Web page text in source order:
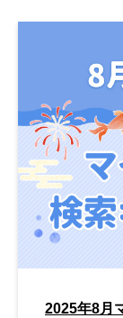
2025年8月